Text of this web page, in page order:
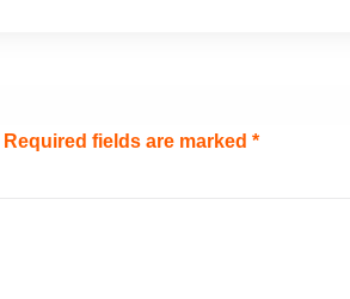
Required fields are marked *